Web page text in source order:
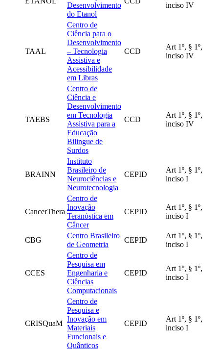
Desenvolvimento
do Etanol
inciso IV
TAAL
Centro de
Ciência para o
Desenvolvimento
– Tecnologia
Assistiva e
Acessibilidade
em Libras
CCD
Art 1º, § 1º,
inciso IV
TAEBS
Centro de
Ciência e
Desenvolvimento
em Tecnologia
Assistiva para a
Educação
Bilingue de
Surdos
CCD
Art 1º, § 1º,
inciso IV
BRAINN
Instituto
Brasileiro de
Neurociências e
Neurotecnologia
CEPID
Art 1º, § 1º,
inciso I
CancerThera
Centro de
Inovação
Teranóstica em
Câncer
CEPID
Art 1º, § 1º,
inciso I
CBG
Centro Brasileiro
de Geometria
CEPID
Art 1º, § 1º,
inciso I
CCES
Centro de
Pesquisa em
Engenharia e
Ciências
Computacionais
CEPID
Art 1º, § 1º,
inciso I
CRISQuaM
Centro de
Pesquisa e
Inovação em
Materiais
Funcionais e
Quânticos
CEPID
Art 1º, § 1º,
inciso I